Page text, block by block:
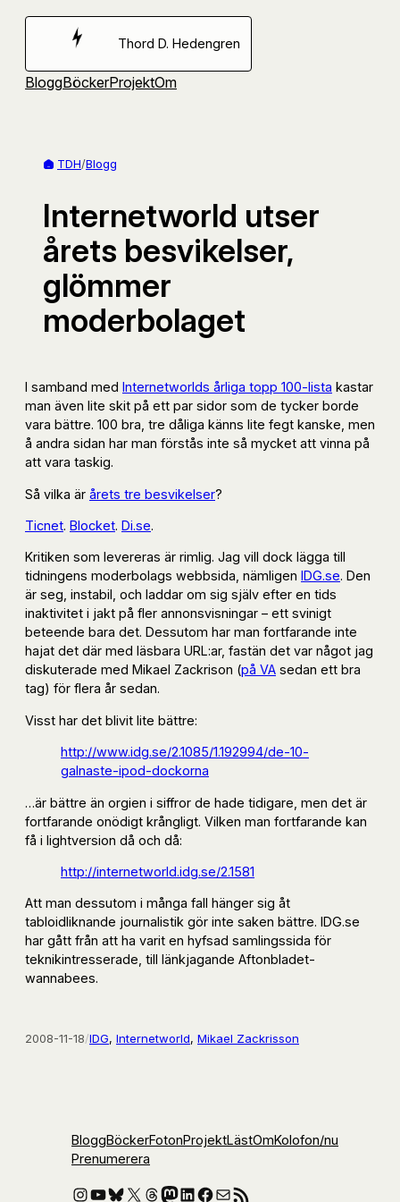
Hoppa
Thord D. Hedengren
BloggBöckerProjektOm
TDH/Blogg
Internetworld utser
årets besvikelser,
glömmer
moderbolaget
I samband med Internetworlds årliga topp 100-lista kastar
man även lite skit på ett par sidor som de tycker borde
vara bättre. 100 bra, tre dåliga känns lite fegt kanske, men
å andra sidan har man förstås inte så mycket att vinna på
att vara taskig.
Så vilka är årets tre besvikelser?
Ticnet. Blocket. Di.se.
Kritiken som levereras är rimlig. Jag vill dock lägga till
tidningens moderbolags webbsida, nämligen IDG.se. Den
är seg, instabil, och laddar om sig själv efter en tids
inaktivitet i jakt på fler annonsvisningar – ett svinigt
beteende bara det. Dessutom har man fortfarande inte
hajat det där med läsbara URL:ar, fastän det var något jag
diskuterade med Mikael Zackrison (på VA sedan ett bra
tag) för flera år sedan.
Visst har det blivit lite bättre:
http://www.idg.se/2.1085/1.192994/de-10-
galnaste-ipod-dockorna
…är bättre än orgien i siffror de hade tidigare, men det är
fortfarande onödigt krångligt. Vilken man fortfarande kan
få i lightversion då och då:
http://internetworld.idg.se/2.1581
Att man dessutom i många fall hänger sig åt
tabloidliknande journalistik gör inte saken bättre. IDG.se
har gått från att ha varit en hyfsad samlingssida för
teknikintresserade, till länkjagande Aftonbladet-
wannabees.
2008-11-18/IDG, Internetworld, Mikael Zackrisson
BloggBöckerFotonProjektLästOmKolofon/nu
Prenumerera
Instagram
YouTube
Bluesky
X Threads
Mastodon
LinkedIn
Facebook
E-postRSS-flöde